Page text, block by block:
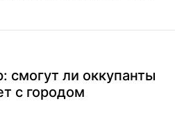
смогут ли оккупанты
с городом